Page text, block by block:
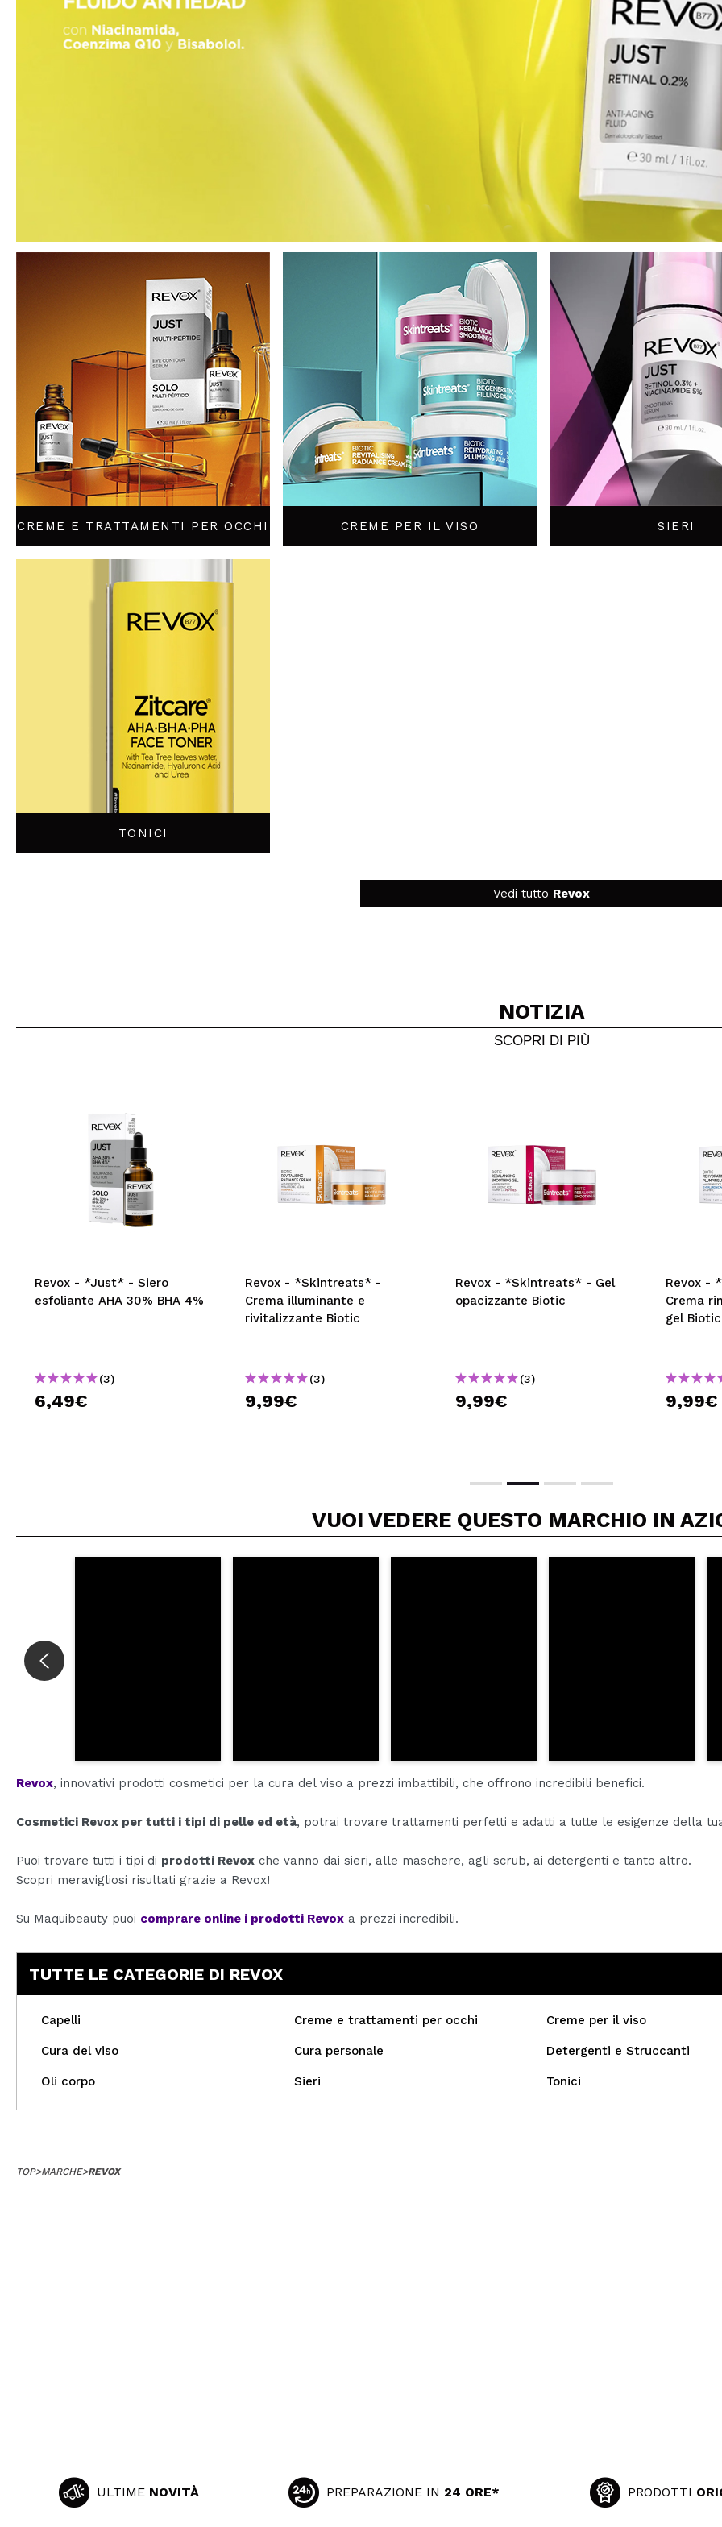
MAQUIFARMA
KOREA ZONE
CREME E TRATTAMENTI PER OCCHI CREME PER IL VISO SIERI
TONICI
Vedi tutto Revox
NOTIZIA
SCOPRI DI PIÙ
Revox - *Just* - Siero
esfoliante AHA 30% BHA 4%
(3)
6,49€
Revox - *Skintreats* -
Crema illuminante e
rivitalizzante Biotic
(3)
9,99€
Revox - *Skintreats* - Gel
opacizzante Biotic
(3)
9,99€
Revox -
Crema
gel Biotic
9,99€
VUOI VEDERE QUESTO MARCHIO IN
Revox, innovativi prodotti cosmetici per la cura del viso a prezzi imbattibili, che offrono incredibili benefici.
Cosmetici Revox per tutti i tipi di pelle ed età, potrai trovare trattamenti perfetti e adatti a tutte le esigenze della
Puoi trovare tutti i tipi di prodotti Revox che vanno dai sieri, alle maschere, agli scrub, ai detergenti e tanto altro.
Scopri meravigliosi risultati grazie a Revox!
Su Maquibeauty puoi comprare online i prodotti Revox a prezzi incredibili.
TUTTE LE CATEGORIE DI REVOX
Capelli Creme e trattamenti per occhi Creme per il viso
Cura del viso Cura personale Detergenti e Struccanti
Oli corpo Sieri Tonici
TOP>MARCHE>REVOX
ULTIME NOVITÀ PREPARAZIONE IN 24 ORE* PRODOTTI